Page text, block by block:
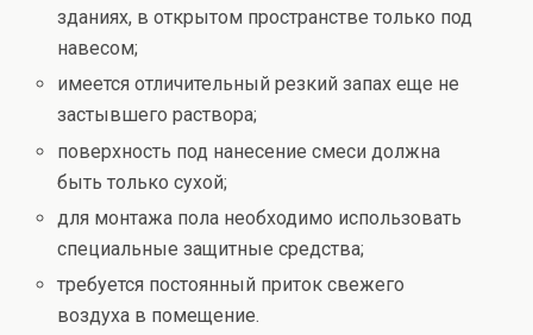
зданиях, в открытом пространстве только под
навесом;
имеется отличительный резкий запах еще не
застывшего раствора;
поверхность под нанесение смеси должна
быть только сухой;
для монтажа пола необходимо использовать
специальные защитные средства;
требуется постоянный приток свежего
воздуха в помещение.